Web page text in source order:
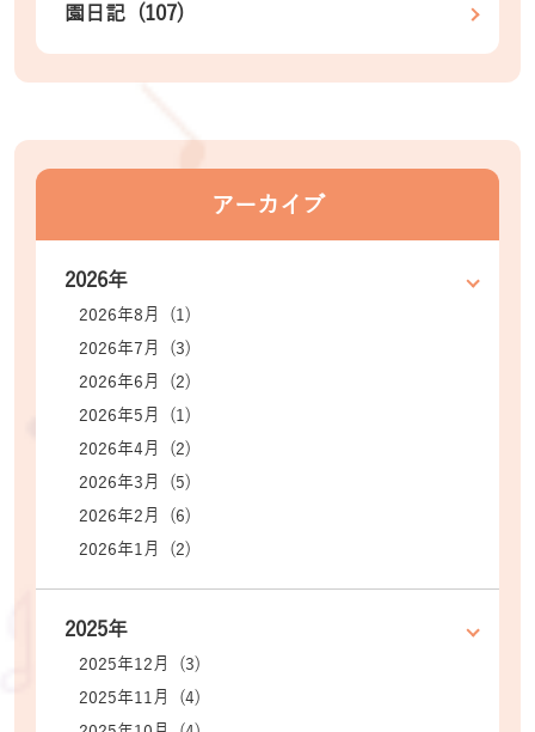
園日記 (107)
アーカイブ
2026年
2026年8月 (1)
2026年7月 (3)
2026年6月 (2)
2026年5月 (1)
2026年4月 (2)
2026年3月 (5)
2026年2月 (6)
2026年1月 (2)
2025年
2025年12月 (3)
2025年11月 (4)